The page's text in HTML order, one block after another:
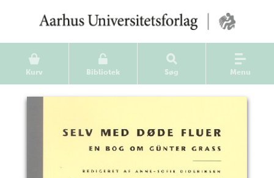
Kurv Bibliotek Søg Menu